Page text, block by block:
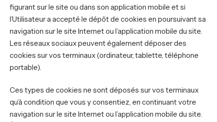
figurant sur le site ou dans son application mobile et si
l’Utilisateur a accepté le dépôt de cookies en poursuivant sa
navigation sur le site Internet ou l’application mobile du site.
Les réseaux sociaux peuvent également déposer des
cookies sur vos terminaux (ordinateur, tablette, téléphone
portable).
Ces types de cookies ne sont déposés sur vos terminaux
qu’à condition que vous y consentiez, en continuant votre
navigation sur le site Internet ou l’application mobile du site.